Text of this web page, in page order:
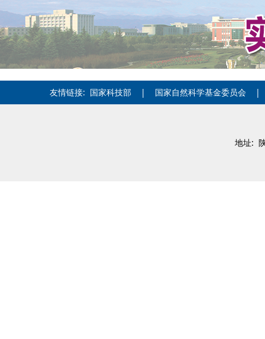
友情链接: 国家科技部 | 国家自然科学基金委员会
地址: